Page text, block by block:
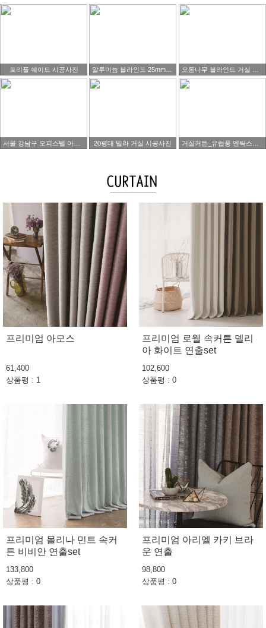
트리플 쉐이드 시공사진
20평대 빌라 거실 시공사진
프리미엄 아모스
61,400
상품평 : 1
프리미엄 로웰 속커튼 델리
아 화이트 연출set
102,600
상품평 : 0
프리미엄 몰리나 민트 속커
튼 비비안 연출set
133,800
상품평 : 0
프리미엄 아리엘 카키 브라
운 연출
98,800
상품평 : 0